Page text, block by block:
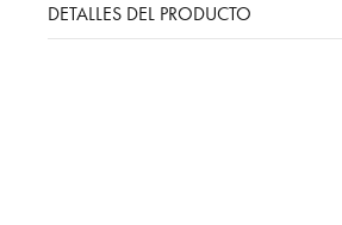
DETALLES DEL PRODUCTO